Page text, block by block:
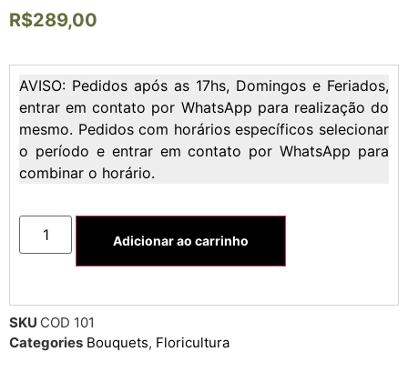
R$289,00
AVISO: Pedidos após as 17hs, Domingos e Feriados,
entrar em contato por WhatsApp para realização do
mesmo. Pedidos com horários específicos selecionar
o período e entrar em contato por WhatsApp para
combinar o horário.
Adicionar ao carrinho
SKU COD 101
Categories Bouquets, Floricultura